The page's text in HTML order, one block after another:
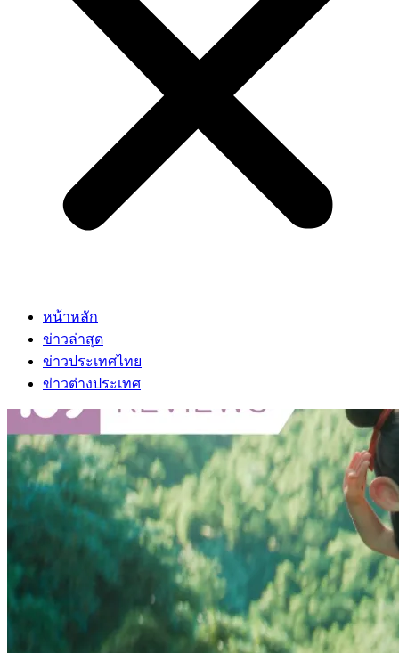
หน้าหลัก
ข่าวล่าสุด
ข่าวประเทศไทย
ข่าวต่างประเทศ